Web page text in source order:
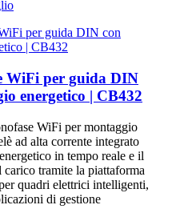
WiFi per guida DIN
energetico | CB432
WiFi per montaggio
ad alta corrente integrato
in tempo reale e il
tramite la piattaforma
quadri elettrici intelligenti,
di gestione